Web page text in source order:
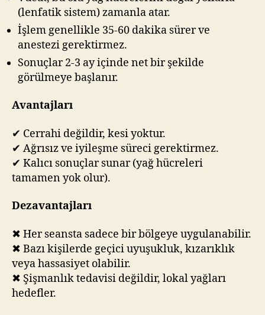
(lenfatik sistem) zamanla atar.
İşlem genellikle 35-60 dakika sürer ve
anestezi gerektirmez.
Sonuçlar 2-3 ay içinde net bir şekilde
görülmeye başlanır.
Avantajları
✔ Cerrahi değildir, kesi yoktur.
✔ Ağrısız ve iyileşme süreci gerektirmez.
✔ Kalıcı sonuçlar sunar (yağ hücreleri
tamamen yok olur).
Dezavantajları
✖ Her seansta sadece bir bölgeye uygulanabilir.
✖ Bazı kişilerde geçici uyuşukluk, kızarıklık
veya hassasiyet olabilir.
✖ Şişmanlık tedavisi değildir, lokal yağları
hedefler.